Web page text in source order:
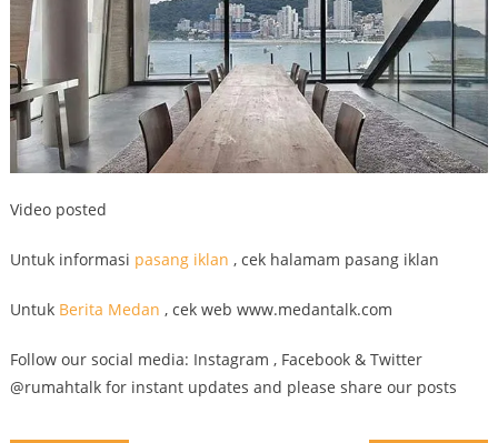
Video posted
Untuk informasi pasang iklan , cek halamam pasang iklan
Untuk Berita Medan , cek web www.medantalk.com
Follow our social media: Instagram , Facebook & Twitter
@rumahtalk for instant updates and please share our posts